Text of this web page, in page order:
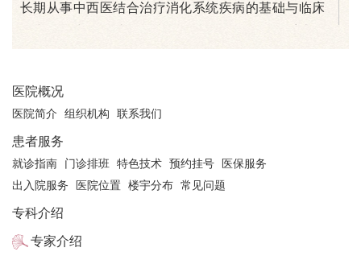
长期从事中西医结合治疗消化系统疾病的基础与临床
门诊时间：
周一上午、周三上午（上锦医院）
周二全天（华西本部）
注：具体门诊医生坐诊信息以院方当日公布信息为准
医院概况
医院简介 组织机构 联系我们
患者服务
就诊指南 门诊排班 特色技术 预约挂号
医保服务
出入院服务
医院位置 楼宇分布 常见问题
专科介绍
专家介绍